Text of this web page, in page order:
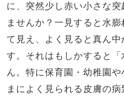
に、突然少し赤い小さな
ませんか？一見すると水
て見え、よく見ると真ん中
す。それはもしかすると
ん。特に保育園・幼稚園
まによく見られる皮膚の病